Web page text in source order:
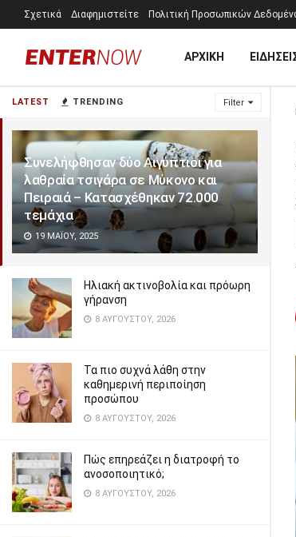
LATEST TRENDING Filter
Συνελήφθησαν δύο Αιγύπτιοι για
λαθραία τσιγάρα σε Μύκονο και
Πειραιά – Κατασχέθηκαν 72.000
τεμάχια
19 ΜΑΪ́ΟΥ, 2025
Ηλιακή ακτινοβολία και πρόωρη
γήρανση
8 ΑΥΓΟΎΣΤΟΥ, 2026
Τα πιο συχνά λάθη στην
καθημερινή περιποίηση
προσώπου
8 ΑΥΓΟΎΣΤΟΥ, 2026
Πώς επηρεάζει η διατροφή το
ανοσοποιητικό;
8 ΑΥΓΟΎΣΤΟΥ, 2026
Σχετικά Διαφημιστείτε Πολιτική Προσωπικών
ΑΡΧΙΚΗ